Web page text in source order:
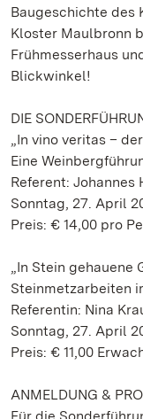
Baugeschichte des
Kloster Maulbronn
Frühmesserhaus
Blickwinkel!
DIE
„In vino veritas –
Eine
Referent: Johannes
Sonntag, 27. April
Preis: € 14,00 pro
„In Stein gehauene
Steinmetzarbeiten
Referentin: Nina
Sonntag, 27. April
Preis: € 11,00
ANMELDUNG &